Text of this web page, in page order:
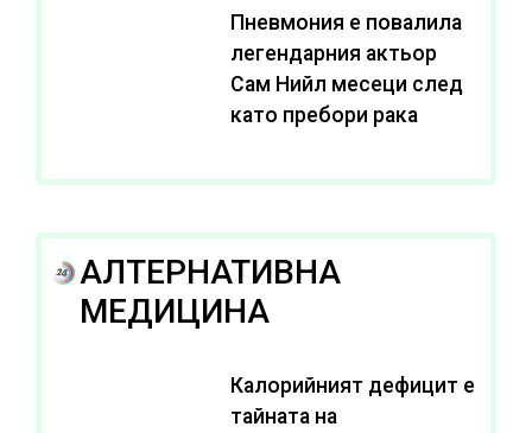
Пневмония е повалила
легендарния актьор
Сам Нийл месеци след
като пребори рака
АЛТЕРНАТИВНА
МЕДИЦИНА
Калорийният дефицит е
тайната на